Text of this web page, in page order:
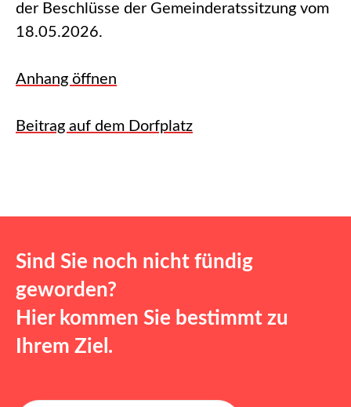
der Beschlüsse der Gemeinderatssitzung vom
18.05.2026.
Anhang öffnen
Beitrag auf dem Dorfplatz
Sind Sie noch nicht fündig
geworden?
Hier kommen Sie bestimmt zu
Ihrem Ziel.